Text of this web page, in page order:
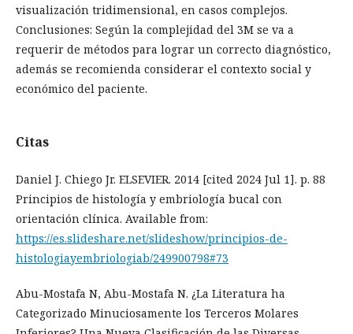
visualización tridimensional, en casos complejos.
Conclusiones: Según la complejidad del 3M se va a
requerir de métodos para lograr un correcto diagnóstico,
además se recomienda considerar el contexto social y
económico del paciente.
Citas
Daniel J. Chiego Jr. ELSEVIER. 2014 [cited 2024 Jul 1]. p. 88
Principios de histología y embriología bucal con
orientación clínica. Available from:
https://es.slideshare.net/slideshow/principios-de-
histologiayembriologiab/249900798#73
Abu-Mostafa N, Abu-Mostafa N. ¿La Literatura ha
Categorizado Minuciosamente los Terceros Molares